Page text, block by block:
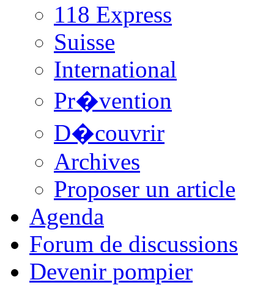
118 Express
Suisse
International
Pr�vention
D�couvrir
Archives
Proposer un article
Agenda
Forum de discussions
Devenir pompier